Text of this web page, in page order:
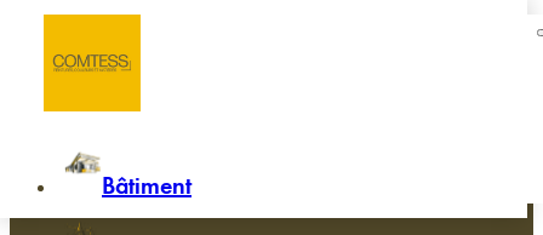
Passer au contenu principal
Bâtiment
Griser le bois pour le rendre
obtenir une teinte naturelle et